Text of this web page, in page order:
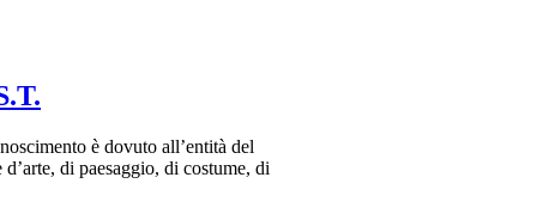
è dovuto all’entità del
di paesaggio, di costume, di